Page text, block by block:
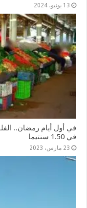
13 يونيو، 2024
في 1.50 سنتيما
23 مارس، 2023